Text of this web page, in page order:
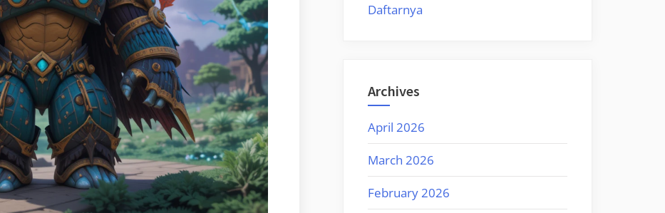
Daftarnya
Archives
April 2026
March 2026
February 2026